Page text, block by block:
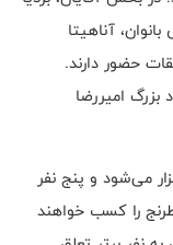
آناهیتا
حضور دارند.
امیررضا
برگزار می‌شود و پنج نفر
را کسب خواهند